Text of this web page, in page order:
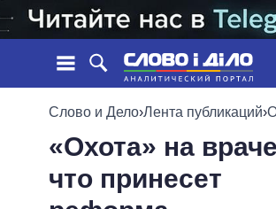
НОВОСТИ
ЛЕНТА
СОБЫТИЯ
СТАТЬИ
ОБЕЩАНИЯ
ПОЛИТИКИ
Слово и Дело›Лента публикаций›
«Охота» на
что принесет